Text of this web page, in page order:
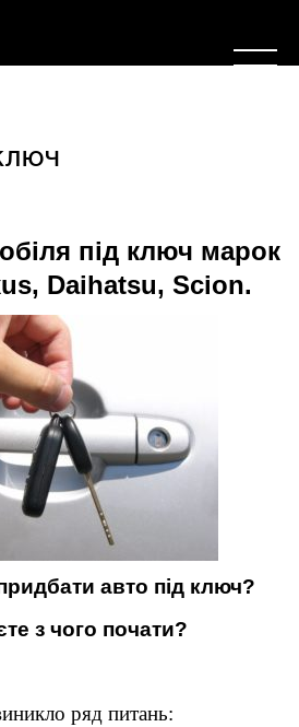
під ключ марок
Daihatsu, Scion.
авто під ключ?
з чого почати?
ряд питань: